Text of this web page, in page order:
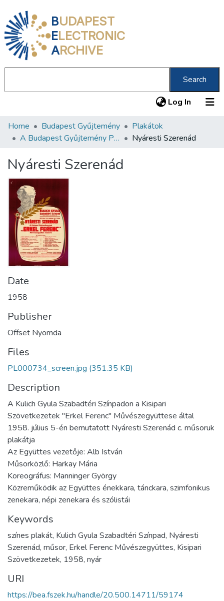
BUDAPEST
ELECTRONIC
ARCHIVE
Search
Log In (current)
Communities & Collections
Statistics
About us
Home Budapest Gyűjtemény
Plakátok
A Budapest Gyűjtemény Plakáttárának plakátjai
Nyáresti Szerenád
Nyáresti Szerenád
Date
1958
Publisher
Offset Nyomda
Files
PL000734_screen.jpg (351.35 KB)
Description
A Kulich Gyula Szabadtéri Színpadon a Kisipari
Szövetkezetek "Erkel Ferenc" Művészegyüttese által
1958. július 5-én bemutatott Nyáresti Szerenád c. műsoruk
plakátja
Az Együttes vezetője: Alb István
Műsorközlő: Harkay Mária
Koreográfus: Manninger György
Közreműködik az Együttes énekkara, tánckara, szimfonikus
zenekara, népi zenekara és szólistái
Keywords
színes plakát, Kulich Gyula Szabadtéri Színpad, Nyáresti
Szerenád, műsor, Erkel Ferenc Művészegyüttes, Kisipari
Szövetkezetek, 1958, nyár
URI
https://bea.fszek.hu/handle/20.500.14711/59174